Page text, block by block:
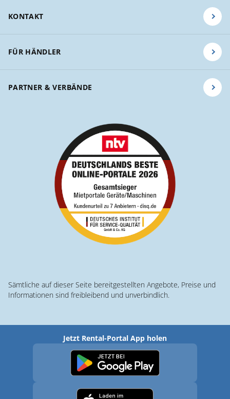
KONTAKT
FÜR HÄNDLER
PARTNER & VERBÄNDE
Sämtliche auf dieser Seite bereitgestellten Angebote, Preise und
Informationen sind freibleibend und unverbindlich.
Jetzt Rental-Portal App holen